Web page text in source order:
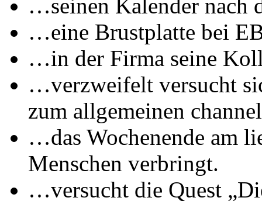
…seinen Kalender nach
…eine Brustplatte bei
…in der Firma seine
…verzweifelt versucht
zum allgemeinen
…das Wochenende am
Menschen verbringt.
…versucht die Quest